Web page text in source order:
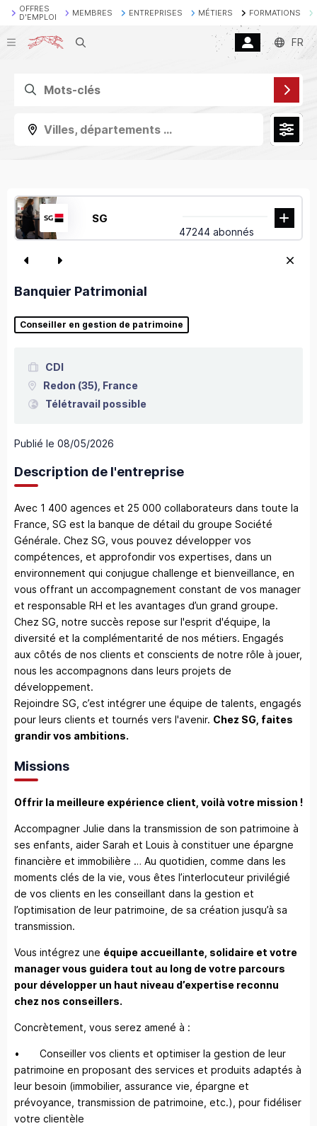
OFFRES
D'EMPLOI
MEMBRES ENTREPRISES MÉTIERS FORMATIONS
Recherche FR
Villes, départements ...
SG
47244 abonnés
Banquier Patrimonial
Conseiller en gestion de patrimoine
CDI
Redon (35), France
Télétravail possible
Publié le 08/05/2026
Description de l'entreprise
Avec 1 400 agences et 25 000 collaborateurs dans toute la
France, SG est la banque de détail du groupe Société
Générale. Chez SG, vous pouvez développer vos
compétences, et approfondir vos expertises, dans un
environnement qui conjugue challenge et bienveillance, en
vous offrant un accompagnement constant de vos manager
et responsable RH et les avantages d’un grand groupe.
Chez SG, notre succès repose sur l'esprit d'équipe, la
diversité et la complémentarité de nos métiers. Engagés
aux côtés de nos clients et conscients de notre rôle à jouer,
nous les accompagnons dans leurs projets de
développement.
Rejoindre SG, c’est intégrer une équipe de talents, engagés
pour leurs clients et tournés vers l'avenir. Chez SG, faites
grandir vos ambitions.
Missions
Offrir la meilleure expérience client, voilà votre mission !
Accompagner Julie dans la transmission de son patrimoine à
ses enfants, aider Sarah et Louis à constituer une épargne
financière et immobilière … Au quotidien, comme dans les
moments clés de la vie, vous êtes l’interlocuteur privilégié
de vos clients en les conseillant dans la gestion et
l’optimisation de leur patrimoine, de sa création jusqu’à sa
transmission.
Vous intégrez une équipe accueillante, solidaire et votre
manager vous guidera tout au long de votre parcours
pour développer un haut niveau d’expertise reconnu
chez nos conseillers.
Concrètement, vous serez amené à :
• Conseiller vos clients et optimiser la gestion de leur
patrimoine en proposant des services et produits adaptés à
leur besoin (immobilier, assurance vie, épargne et
prévoyance, transmission de patrimoine, etc.), pour fidéliser
votre clientèle